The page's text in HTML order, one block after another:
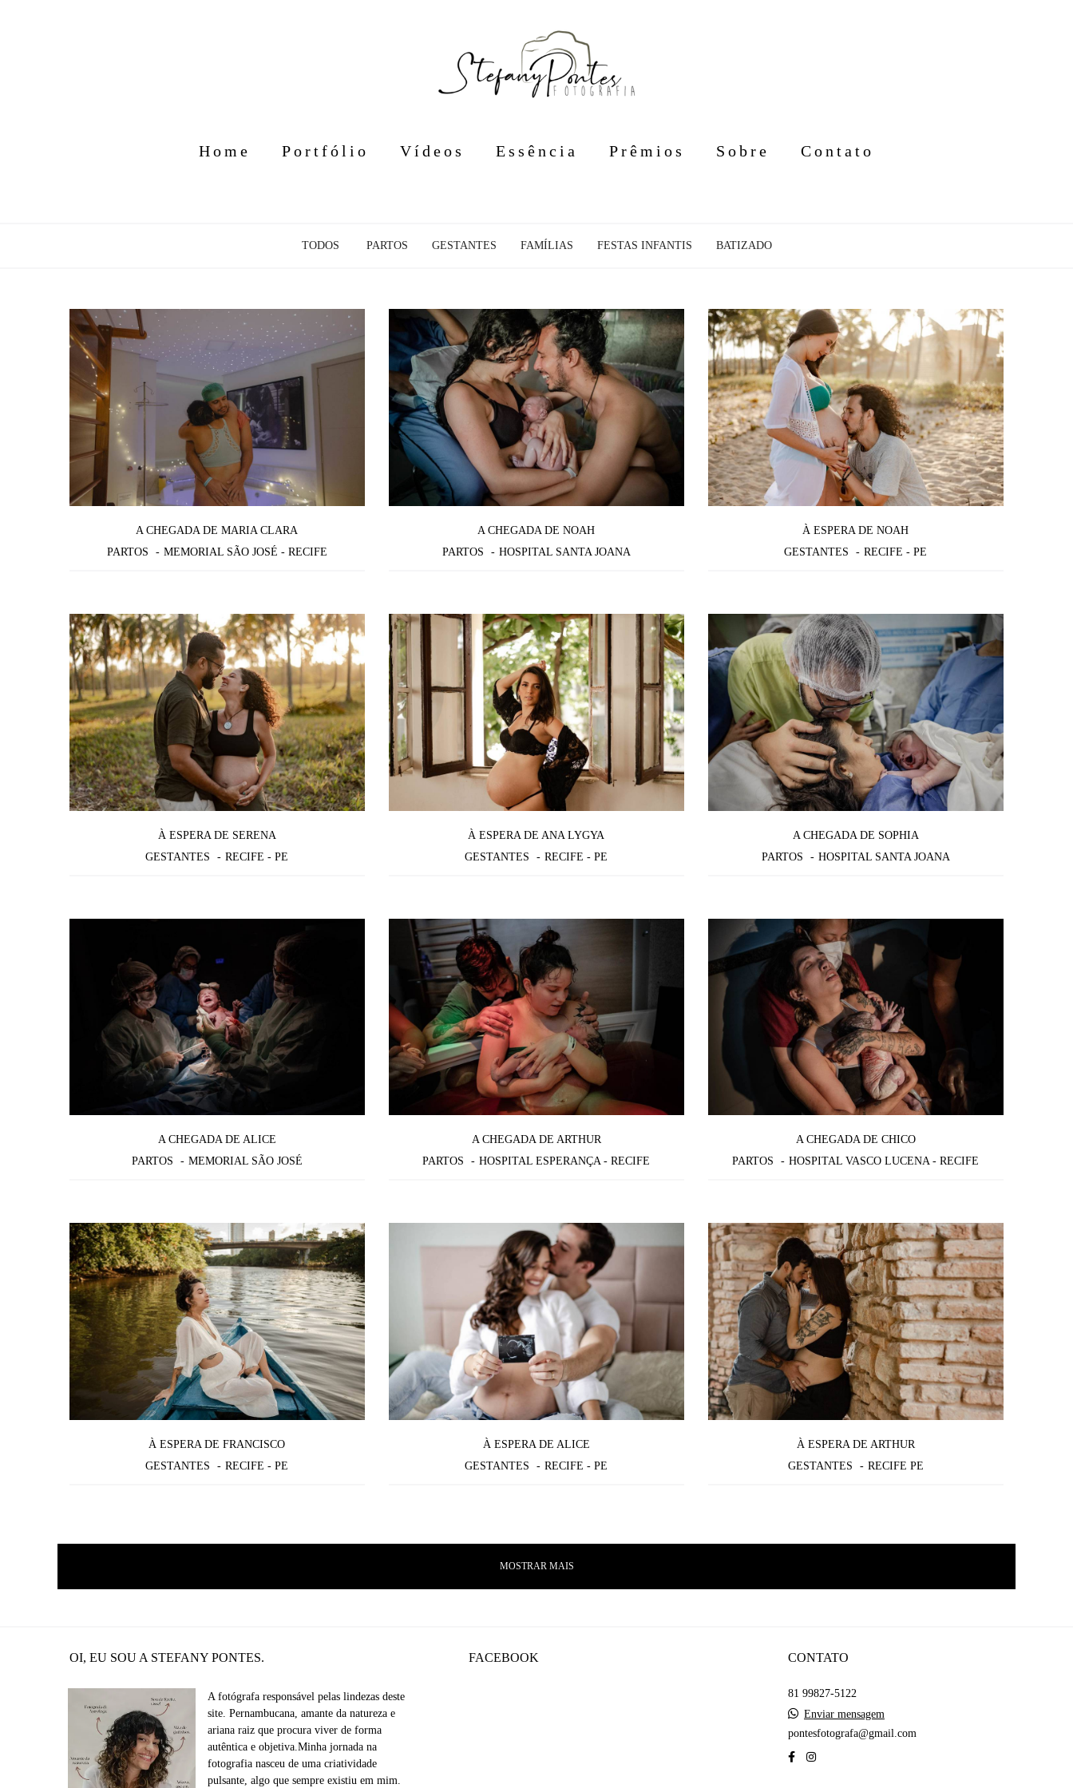
Home Portfólio Vídeos Essência Prêmios Sobre Contato
TODOS PARTOS GESTANTES FAMÍLIAS FESTAS INFANTIS BATIZADO
A CHEGADA DE MARIA CLARA
PARTOS
MEMORIAL SÃO JOSÉ - RECIFE
A CHEGADA DE NOAH
PARTOS
HOSPITAL SANTA JOANA
À ESPERA DE NOAH
GESTANTES
RECIFE - PE
À ESPERA DE SERENA
GESTANTES
RECIFE - PE
À ESPERA DE ANA LYGYA
GESTANTES
RECIFE - PE
A CHEGADA DE SOPHIA
PARTOS
HOSPITAL SANTA JOANA
A CHEGADA DE ALICE
PARTOS
MEMORIAL SÃO JOSÉ
A CHEGADA DE ARTHUR
PARTOS
HOSPITAL ESPERANÇA - RECIFE
A CHEGADA DE CHICO
PARTOS
HOSPITAL VASCO LUCENA - RECIFE
À ESPERA DE FRANCISCO
GESTANTES
RECIFE - PE
À ESPERA DE ALICE
GESTANTES
RECIFE - PE
À ESPERA DE ARTHUR
GESTANTES
RECIFE PE
MOSTRAR MAIS
OI, EU SOU A STEFANY PONTES.
A fotógrafa responsável pelas lindezas deste
site. Pernambucana, amante da natureza e
ariana raiz que procura viver de forma
autêntica e objetiva.Minha jornada na
fotografia nasceu de uma criatividade
pulsante, algo que sempre existiu em mim.
FACEBOOK CONTATO
81 99827-5122
Enviar mensagem
pontesfotografa@gmail.com